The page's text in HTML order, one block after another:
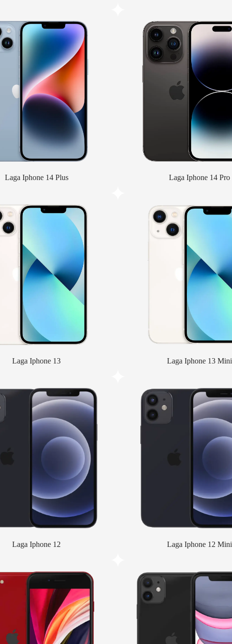
Laga Iphone 14 Plus Laga Iphone 14 Pro
Laga Iphone 13 Laga Iphone 13 Mini
Laga Iphone 12 Laga Iphone 12 Mini